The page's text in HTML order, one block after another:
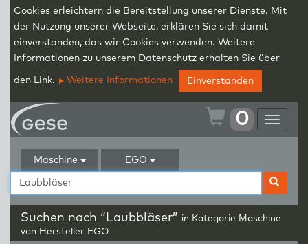
Cookies erleichtern die Bereitstellung unserer Dienste. Mit
der Nutzung unserer Webseite, erklären Sie sich damit
einverstanden, das wir Cookies verwenden. Weitere
Informationen zu unserem Datenschutz erhalten Sie über
den Link. Weitere Informationen Einverstanden
Toggle
0
Maschine EGO
Suchen nach “Laubbläser” in Kategorie Maschine
von Hersteller EGO